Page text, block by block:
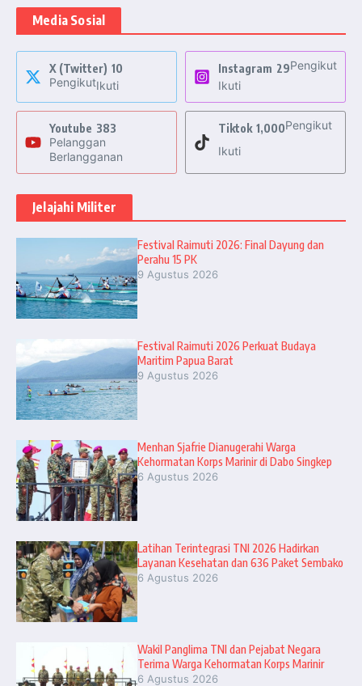
Media Sosial
X (Twitter) 10
PengikutIkuti
Instagram 29Pengikut
Ikuti
Youtube 383
Pelanggan
Berlangganan
Tiktok 1,000Pengikut
Ikuti
Jelajahi Militer
Festival Raimuti 2026: Final Dayung dan
Perahu 15 PK
9 Agustus 2026
Festival Raimuti 2026 Perkuat Budaya
Maritim Papua Barat
9 Agustus 2026
Menhan Sjafrie Dianugerahi Warga
Kehormatan Korps Marinir di Dabo Singkep
6 Agustus 2026
Latihan Terintegrasi TNI 2026 Hadirkan
Layanan Kesehatan dan 636 Paket Sembako
6 Agustus 2026
Wakil Panglima TNI dan Pejabat Negara
Terima Warga Kehormatan Korps Marinir
6 Agustus 2026